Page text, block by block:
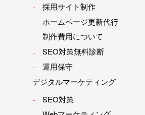
採用サイト制作
ホームページ更新代行
制作費用について
SEO対策無料診断
運用保守
デジタルマーケティング
SEO対策